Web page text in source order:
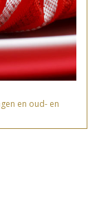
en oud- en